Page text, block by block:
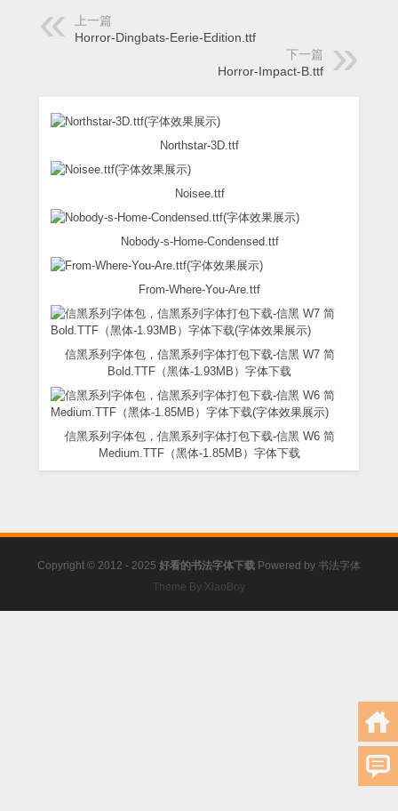
上一篇
Horror-Dingbats-Eerie-Edition.ttf
下一篇
Horror-Impact-B.ttf
Northstar-3D.ttf
Noisee.ttf
Nobody-s-Home-Condensed.ttf
From-Where-You-Are.ttf
信黑系列字体包，信黑系列字体打包下载-信黑 W7 简
Bold.TTF（黑体-1.93MB）字体下载
信黑系列字体包，信黑系列字体打包下载-信黑 W6 简
Medium.TTF（黑体-1.85MB）字体下载
Copyright © 2012 - 2025 好看的书法字体下载 Powered by 书法字体
Theme By XiaoBoy